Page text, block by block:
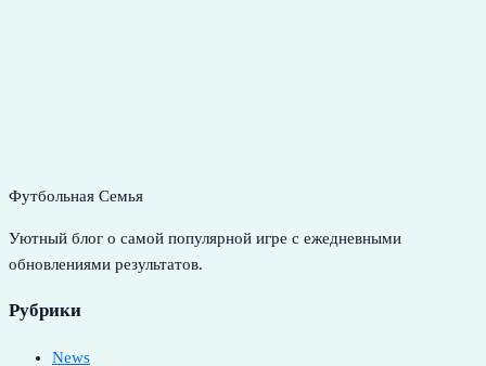
Футбольная Семья
Уютный блог о самой популярной игре с ежедневными
обновлениями результатов.
Рубрики
News